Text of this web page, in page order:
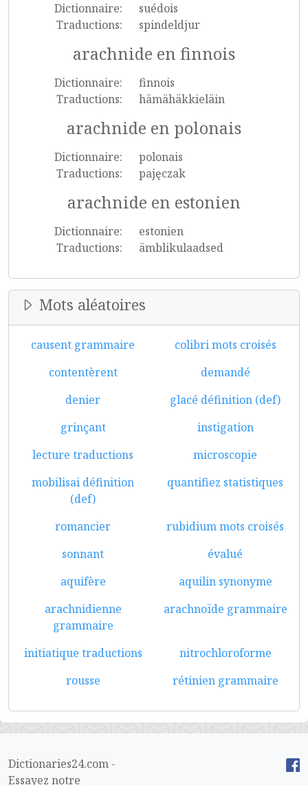
Dictionnaire:
suédois
Traductions:
spindeldjur
arachnide en finnois
Dictionnaire:
finnois
Traductions:
hämähäkkieläin
arachnide en polonais
Dictionnaire:
polonais
Traductions:
pajęczak
arachnide en estonien
Dictionnaire:
estonien
Traductions:
ämblikulaadsed
Mots aléatoires
causent grammaire
colibri mots croisés
contentèrent
demandé
denier
glacé définition (def)
grinçant
instigation
lecture traductions
microscopie
mobilisai définition
(def)
quantifiez statistiques
romancier
rubidium mots croisés
sonnant
évalué
aquifère
aquilin synonyme
arachnidienne
grammaire
arachnoïde grammaire
initiatique traductions
nitrochloroforme
rousse
rétinien grammaire
Dictionaries24.com -
Essayez notre